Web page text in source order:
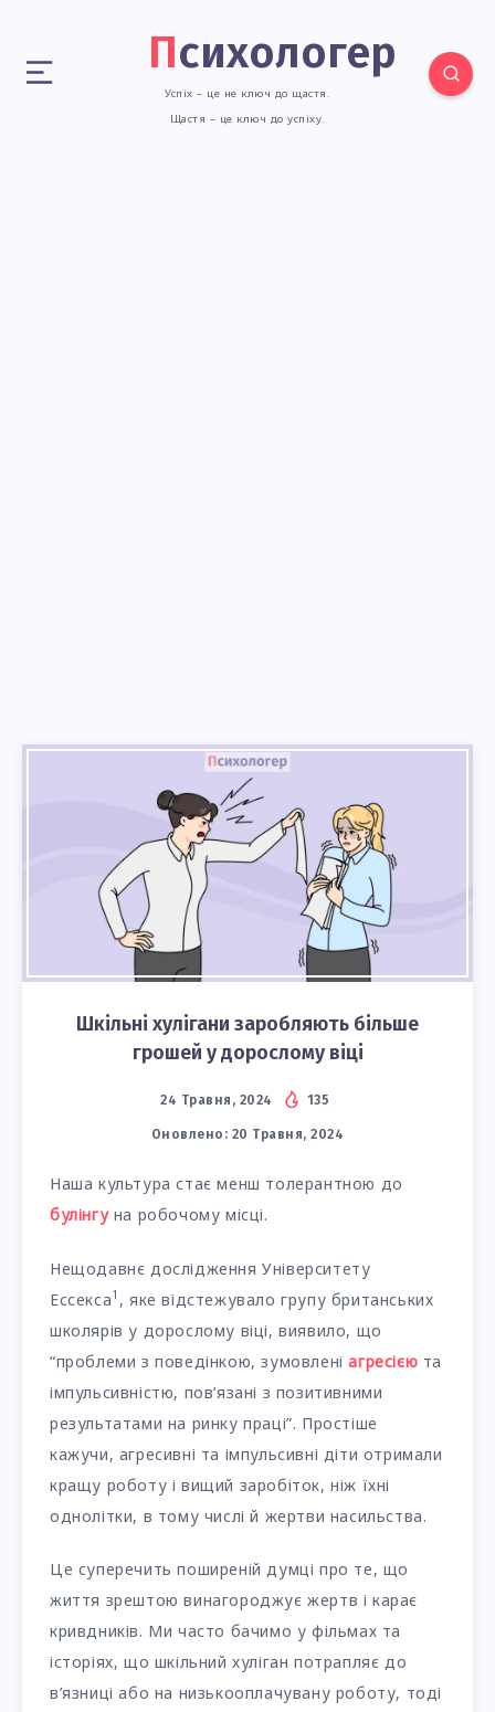
Психологер
Успіх – це не ключ до щастя.
Щастя – це ключ до успіху.
Шкільні хулігани заробляють більше
грошей у дорослому віці
24 Травня, 2024 135
Оновлено: 20 Травня, 2024
Наша культура стає менш толерантною до
булінгуна робочому місці.
Нещодавнє дослідження Університету
Ессекса1 , яке відстежувало групу британських
школярів у дорослому віці, виявило, що
“проблеми з поведінкою, зумовленіагресією та
імпульсивністю, пов’язані з позитивними
результатами на ринку праці”. Простіше
кажучи, агресивні та імпульсивні діти отримали
кращу роботу і вищий заробіток, ніж їхні
однолітки, в тому числі й жертви насильства.
Це суперечить поширеній думці про те, що
життя зрештою винагороджує жертв і карає
кривдників. Ми часто бачимо у фільмах та
історіях, що шкільний хуліган потрапляє до
в’язниці або на низькооплачувану роботу, тоді